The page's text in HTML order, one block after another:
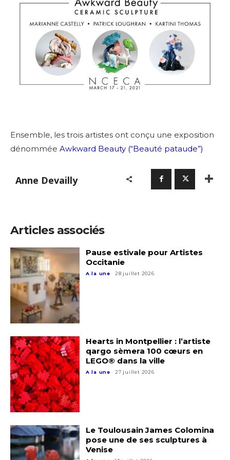
Adresse email*
Nom
Prénom
Adresse email*
Ensemble, les trois artistes ont conçu une exposition
dénommée Awkward Beauty (“Beauté pataude”)
Anne Devailly
Articles associés
Pause estivale pour Artistes
Occitanie
A la une 28 juillet 2026
Hearts in Montpellier : l’artiste
qargo sèmera 100 cœurs en
LEGO® dans la ville
A la une 27 juillet 2026
Le Toulousain James Colomina
pose une de ses sculptures à
Venise